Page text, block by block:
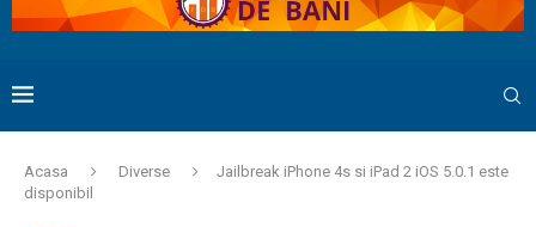
Acasa Diverse
Jailbreak iPhone 4s si iPad 2 iOS 5.0.1 este
disponibil